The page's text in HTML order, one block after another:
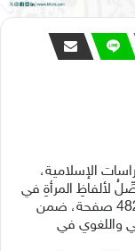
الإسلامية،
لألفاظِ المرأةِ في
التُّراثِ الشَّعبيِّ السُّعوديِّ»، في مجلدٍ يقع في 482 صفحة، ضمن
واللغوي في